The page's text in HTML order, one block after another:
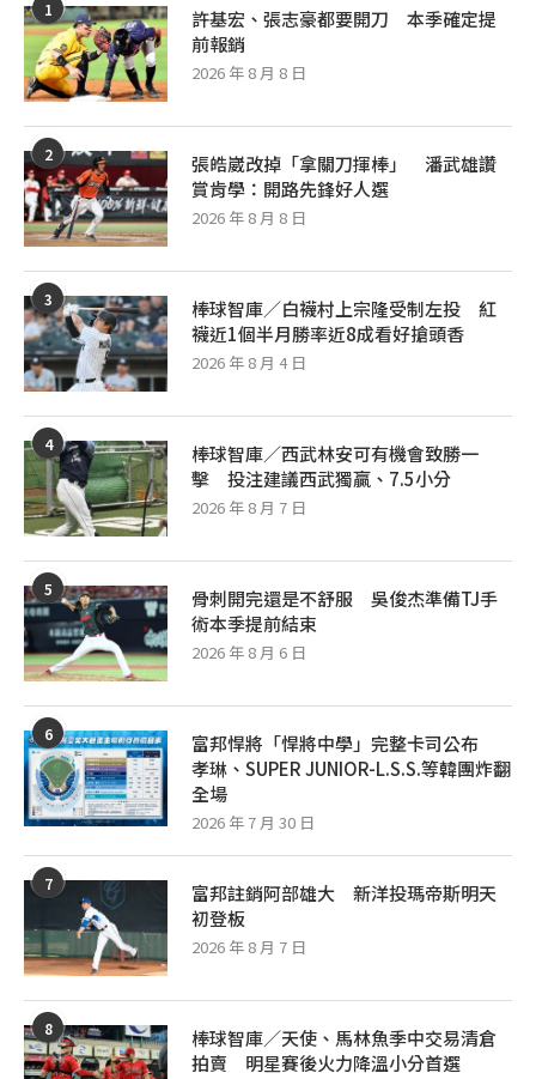
1
許基宏、張志豪都要開刀 本季確定提
前報銷
2026 年 8 月 8 日
2
張皓崴改掉「拿關刀揮棒」 潘武雄讚
賞肯學：開路先鋒好人選
2026 年 8 月 8 日
3
棒球智庫／白襪村上宗隆受制左投 紅
襪近1個半月勝率近8成看好搶頭香
2026 年 8 月 4 日
4
棒球智庫／西武林安可有機會致勝一
擊 投注建議西武獨贏、7.5小分
2026 年 8 月 7 日
5
骨刺開完還是不舒服 吳俊杰準備TJ手
術本季提前結束
2026 年 8 月 6 日
6
富邦悍將「悍將中學」完整卡司公布
孝琳、SUPER JUNIOR-L.S.S.等韓團炸翻
全場
2026 年 7 月 30 日
7
富邦註銷阿部雄大 新洋投瑪帝斯明天
初登板
2026 年 8 月 7 日
8
棒球智庫／天使、馬林魚季中交易清倉
拍賣 明星賽後火力降溫小分首選